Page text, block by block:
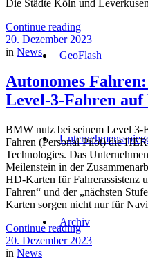
GeoFlash
Archiv
Die Städte Köln und
Continue reading
20. Dezember 2023
in News
Autonomes
Level-3-Fahren
BMW nutz bei seinem Level 3-
Fahren (Personal Pilot) die
Technologies. Das
Meilenstein in der
HD-Karten für Fahrerassistenz
Fahren“ und der „nächsten
Karten sorgen nicht nur für
Continue reading
20. Dezember 2023
in News